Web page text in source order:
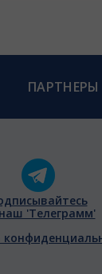
ПАРТНЕРЫ
'Телеграмм'